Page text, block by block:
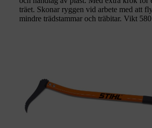
träet. Skonar ryggen vid arbete med att
mindre trädstammar och träbitar. Vikt